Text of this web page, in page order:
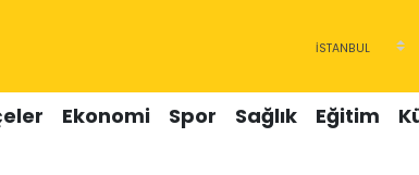
Ekonomi Spor Sağlık Eğitim